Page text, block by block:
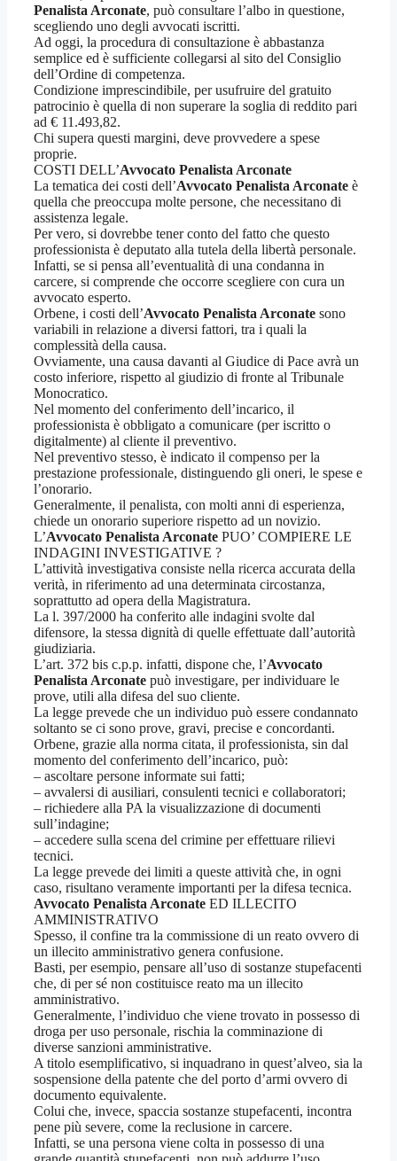
Penalista Arconate, può consultare l’albo in questione,
scegliendo uno degli avvocati iscritti.
Ad oggi, la procedura di consultazione è abbastanza
semplice ed è sufficiente collegarsi al sito del Consiglio
dell’Ordine di competenza.
Condizione imprescindibile, per usufruire del gratuito
patrocinio è quella di non superare la soglia di reddito pari
ad € 11.493,82.
Chi supera questi margini, deve provvedere a spese
proprie.
COSTI DELL’Avvocato Penalista Arconate
La tematica dei costi dell’Avvocato Penalista Arconate è
quella che preoccupa molte persone, che necessitano di
assistenza legale.
Per vero, si dovrebbe tener conto del fatto che questo
professionista è deputato alla tutela della libertà personale.
Infatti, se si pensa all’eventualità di una condanna in
carcere, si comprende che occorre scegliere con cura un
avvocato esperto.
Orbene, i costi dell’Avvocato Penalista Arconate sono
variabili in relazione a diversi fattori, tra i quali la
complessità della causa.
Ovviamente, una causa davanti al Giudice di Pace avrà un
costo inferiore, rispetto al giudizio di fronte al Tribunale
Monocratico.
Nel momento del conferimento dell’incarico, il
professionista è obbligato a comunicare (per iscritto o
digitalmente) al cliente il preventivo.
Nel preventivo stesso, è indicato il compenso per la
prestazione professionale, distinguendo gli oneri, le spese e
l’onorario.
Generalmente, il penalista, con molti anni di esperienza,
chiede un onorario superiore rispetto ad un novizio.
L’Avvocato Penalista Arconate PUO’ COMPIERE LE
INDAGINI INVESTIGATIVE ?
L’attività investigativa consiste nella ricerca accurata della
verità, in riferimento ad una determinata circostanza,
soprattutto ad opera della Magistratura.
La l. 397/2000 ha conferito alle indagini svolte dal
difensore, la stessa dignità di quelle effettuate dall’autorità
giudiziaria.
L’art. 372 bis c.p.p. infatti, dispone che, l’Avvocato
Penalista Arconate può investigare, per individuare le
prove, utili alla difesa del suo cliente.
La legge prevede che un individuo può essere condannato
soltanto se ci sono prove, gravi, precise e concordanti.
Orbene, grazie alla norma citata, il professionista, sin dal
momento del conferimento dell’incarico, può:
– ascoltare persone informate sui fatti;
– avvalersi di ausiliari, consulenti tecnici e collaboratori;
– richiedere alla PA la visualizzazione di documenti
sull’indagine;
– accedere sulla scena del crimine per effettuare rilievi
tecnici.
La legge prevede dei limiti a queste attività che, in ogni
caso, risultano veramente importanti per la difesa tecnica.
Avvocato Penalista Arconate ED ILLECITO
AMMINISTRATIVO
Spesso, il confine tra la commissione di un reato ovvero di
un illecito amministrativo genera confusione.
Basti, per esempio, pensare all’uso di sostanze stupefacenti
che, di per sé non costituisce reato ma un illecito
amministrativo.
Generalmente, l’individuo che viene trovato in possesso di
droga per uso personale, rischia la comminazione di
diverse sanzioni amministrative.
A titolo esemplificativo, si inquadrano in quest’alveo, sia la
sospensione della patente che del porto d’armi ovvero di
documento equivalente.
Colui che, invece, spaccia sostanze stupefacenti, incontra
pene più severe, come la reclusione in carcere.
Infatti, se una persona viene colta in possesso di una